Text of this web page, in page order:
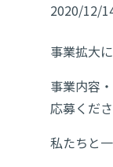
2020/12/
事業拡大
事業内容
応募くださ
私たちと